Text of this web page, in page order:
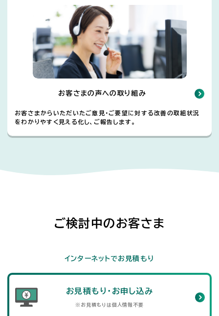
お客さまの声への取り組み
お客さまからいただいたご意見・ご要望に対する改善の取組状況
をわかりやすく見える化し、ご報告します。
ご検討中のお客さま
インターネットでお見積もり
お見積もり・お申し込み
※お見積もりは個人情報不要